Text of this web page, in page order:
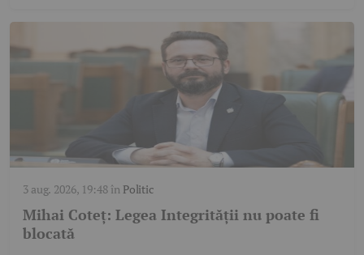
3 aug. 2026, 19:48în Politic
Mihai Coteț: Legea Integrității nu poate fi
blocată